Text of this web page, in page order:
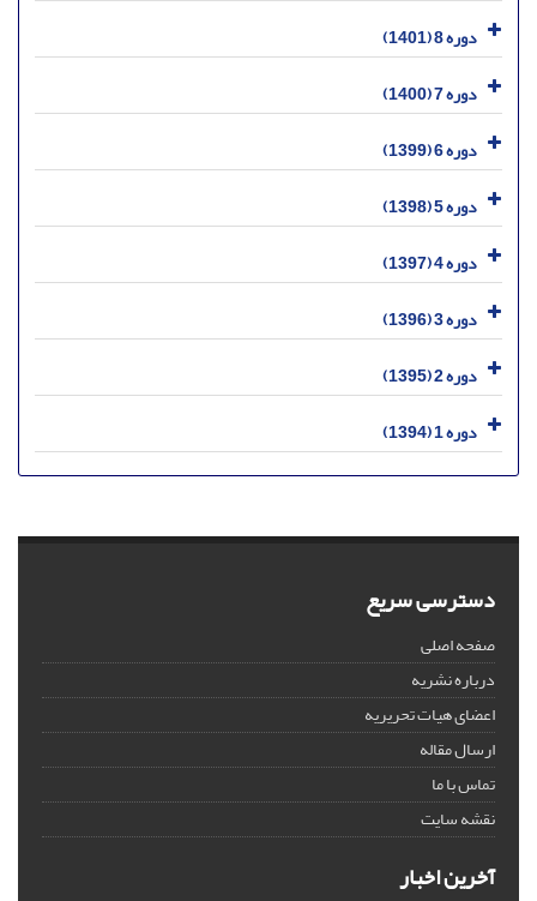
دوره 8 (1401)
دوره 7 (1400)
دوره 6 (1399)
دوره 5 (1398)
دوره 4 (1397)
دوره 3 (1396)
دوره 2 (1395)
دوره 1 (1394)
دسترسی سریع
صفحه اصلی
درباره نشریه
اعضای هیات تحریریه
ارسال مقاله
تماس با ما
نقشه سایت
آخرین اخبار